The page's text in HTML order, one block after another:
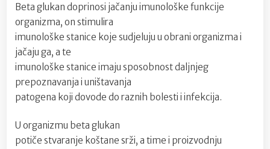
Beta glukan doprinosi jačanju imunološke funkcije
organizma, on stimulira
imunološke stanice koje sudjeluju u obrani organizma i
jačaju ga, a te
imunološke stanice imaju sposobnost daljnjeg
prepoznavanja i uništavanja
patogena koji dovode do raznih bolesti i infekcija.
U organizmu beta glukan
potiče stvaranje koštane srži, a time i proizvodnju